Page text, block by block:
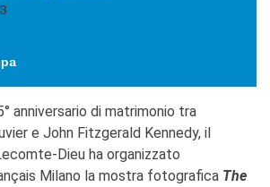
& UNIVERSITÀ
educativa
anniversario di matrimonio tra
e John Fitzgerald Kennedy, il
Dieu ha organizzato
Milano la mostra fotografica The